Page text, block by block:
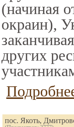
(начиная
окраин),
других
пос. Якоть,